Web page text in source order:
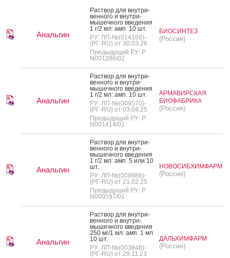
Анальгин
Рас­твор для внут­ри­
вен­но­го и внут­ри­
мышеч­но­го вве­дения
1 г/2 мл: амп. 10 шт.
РУ: ЛП-№(014168)-
(РГ-RU) от 30.03.26
Предыдущий РУ: Р
N001286/02
БИОСИНТЕЗ
(Россия)
Анальгин
Рас­твор для внут­ри­
вен­но­го и внут­ри­
мышеч­но­го вве­дения
1 г/2 мл: амп. 10 шт.
РУ: ЛП-№(009570)-
(РГ-RU) от 03.04.25
Предыдущий РУ: Р
N001414/01
АРМАВИРСКАЯ
БИОФАБРИКА
(Россия)
Анальгин
Рас­твор для внут­ри­
вен­но­го и внут­ри­
мышеч­но­го вве­дения
1 г/2 мл: амп. 5 или 10
шт.
РУ: ЛП-№(008986)-
(РГ-RU) от 21.02.25
Предыдущий РУ: Р
N000597/01
НОВОСИБХИМФАРМ
(Россия)
Анальгин
Рас­твор для внут­ри­
вен­но­го и внут­ри­
мышеч­но­го вве­дения
250 мг/1 мл: амп. 1 мл
10 шт.
РУ: ЛП-№(003848)-
(РГ-RU) от 29.11.23
ДАЛЬХИМФАРМ
(Россия)